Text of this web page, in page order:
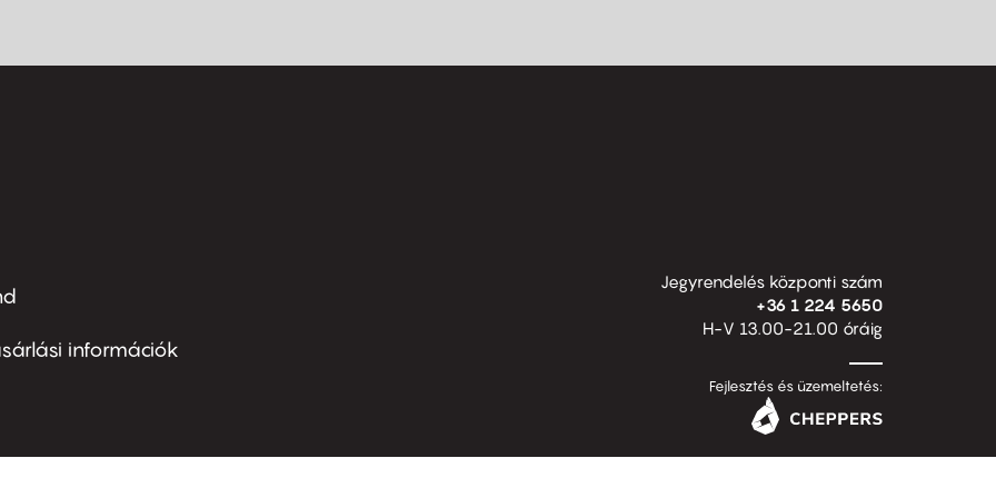
információk
Jegyrendelés központi szám
+36 1 224 5650
H-V 13.00-21.00 óráig
Fejlesztés és üzemeltetés: